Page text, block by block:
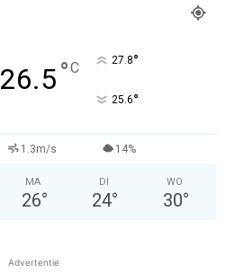
26.5°C 27.8°
25.6°
1.3m/s 14%
MA
26°
DI
24°
WO
30°
Advertentie